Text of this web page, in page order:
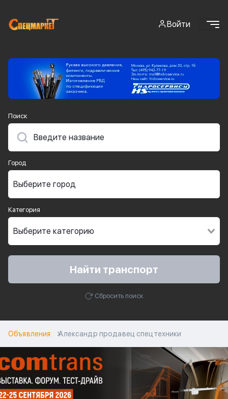
Войти
Поиск
Город
Категория
Найти транспорт
Сбросить поиск
Объявления Александр продавец спецтехники